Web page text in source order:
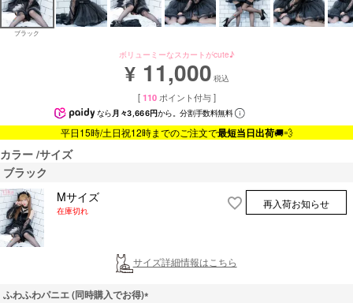
ブラック
ボリューミーなスカートがcute♪
¥ 11,000 税込
[ 110 ポイント付与 ]
なら月々3,666円から。分割手数料無料
平日15時/土日祝12時までのご注文で最短当日出荷🚚💨
カラー サイズ
ブラック
Mサイズ
在庫切れ
再入荷お知らせ
サイズ詳細情報はこちら
ふわふわパニエ (同時購入でお得)